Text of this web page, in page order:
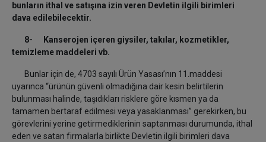
bunların ithal ve satışına izin veren Devletin ilgili birimleri
dava edilebilecektir.
8-
Kanserojen içeren giysiler, takılar, kozmetikler,
temizleme maddeleri vb.
Bunlar için de, 4703 sayılı Ürün Yasası’nın 11.maddesi
uyarınca “ürünün güvenli olmadığına dair kesin belirtilerin
bulunması halinde, taşıdıkları risklere göre kısmen ya da
tamamen bertaraf edilmesi veya yasaklanması” gerekirken, bu
görevlerini yerine getirmediklerinin saptanması durumunda, ithal
eden ve satan firmalarla birlikte Devletin ilgili birimleri dava